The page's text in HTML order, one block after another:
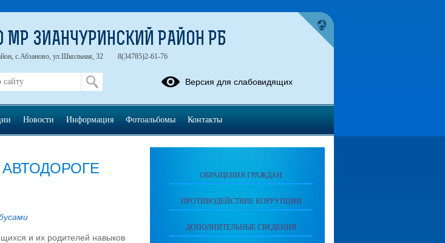
и их родителей навыков
ОБРАЩЕНИЯ ГРАЖДАН
ПРОТИВОДЕЙСТВИЕ КОРРУПЦИИ
ДОПОЛНИТЕЛЬНЫЕ СВЕДЕНИЯ
ЗИАНЧУРИНСКИЙ РАЙОН РБ
с.Абзаново, ул.Школьная, 32 8(34785)2-61-76
Версия для слабовидящих
Новости Информация Фотоальбомы Контакты